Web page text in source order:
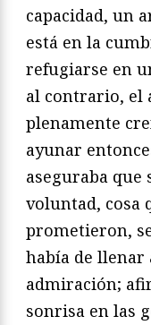
capacidad, un
está en la
refugiarse en
al contrario, el
plenamente
ayunar
aseguraba que
voluntad, cosa
prometieron,
había de llenar
admiración;
sonrisa en las